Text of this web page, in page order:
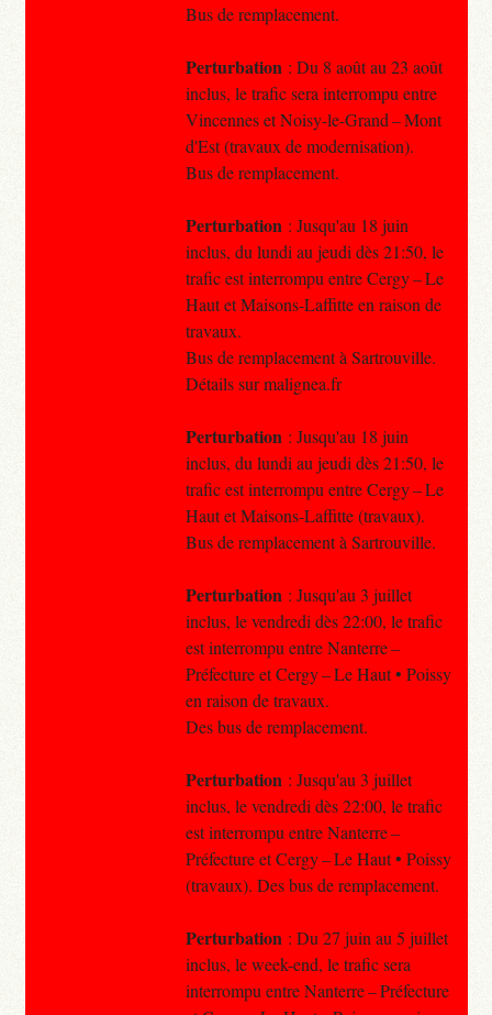
Bus de remplacement.
Perturbation : Du 8 août au 23 août
inclus, le trafic sera interrompu entre
Vincennes et Noisy-le-Grand – Mont
d'Est (travaux de modernisation).
Bus de remplacement.
Perturbation : Jusqu'au 18 juin
inclus, du lundi au jeudi dès 21:50, le
trafic est interrompu entre Cergy – Le
Haut et Maisons-Laffitte en raison de
travaux.
Bus de remplacement à Sartrouville.
Détails sur malignea.fr
Perturbation : Jusqu'au 18 juin
inclus, du lundi au jeudi dès 21:50, le
trafic est interrompu entre Cergy – Le
Haut et Maisons-Laffitte (travaux).
Bus de remplacement à Sartrouville.
Perturbation : Jusqu'au 3 juillet
inclus, le vendredi dès 22:00, le trafic
est interrompu entre Nanterre –
Préfecture et Cergy – Le Haut • Poissy
en raison de travaux.
Des bus de remplacement.
Perturbation : Jusqu'au 3 juillet
inclus, le vendredi dès 22:00, le trafic
est interrompu entre Nanterre –
Préfecture et Cergy – Le Haut • Poissy
(travaux). Des bus de remplacement.
Perturbation : Du 27 juin au 5 juillet
inclus, le week-end, le trafic sera
interrompu entre Nanterre – Préfecture